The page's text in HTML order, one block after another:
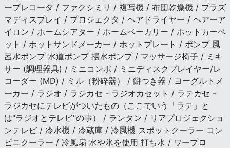
ープレコーダ / ファクシミリ / 複写機 / 布団乾燥機 / プラズ
マディスプレイ / プロジェクタ / ヘアドライヤー / ヘアーア
イロン / ホームシアター / ホームベーカリー / ホットカーペ
ット / ホットサンドメーカー / ホットプレート / ポンプ 風
呂水ポンプ 水道ポンプ 揚水ポンプ / マッサージ椅子 / ミキ
サー (調理器具) / ミニコンポ / ミニディスクプレイヤー/レ
コーダー (MD) / ミル（粉砕器） / 餅つき器 / ヨーグルトメ
ーカー / ラジオ / ラジカセ - ラジオカセット / ラテカセ -
ラジカセにテレビがついたもの（ここでいう「ラテ」と
は"ラジオとテレビ"の事） / ランタン / リアプロジェクショ
ンテレビ / 冷水機 / 冷蔵庫 / 冷風機 スポットクーラー コン
ビニクーラー / 冷風扇 水や氷を使用 打ち水 / ワープロ